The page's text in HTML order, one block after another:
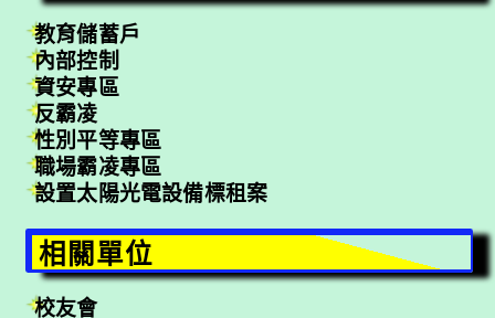
教育儲蓄戶
內部控制
資安專區
反霸凌
性別平等專區
職場霸凌專區
設置太陽光電設備標租案
相關單位
校友會